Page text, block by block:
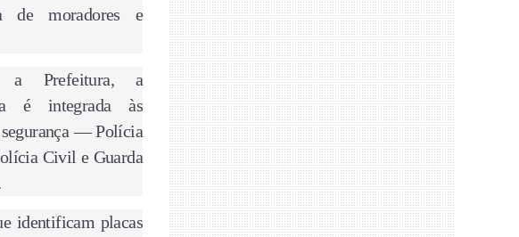
de moradores e
a Prefeitura, a
é integrada às
— Polícia
Civil e Guarda
identificam placas